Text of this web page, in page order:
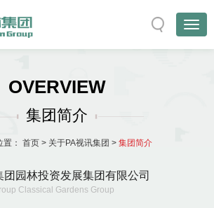
OVERVIEW
集团简介
： 首页 > 关于PA视讯集团 > 集团简介
团园林投资发展集团有限公司
Classical Gardens Group